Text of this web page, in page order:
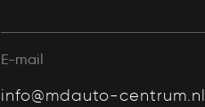
E-mail
info@mdauto-centrum.nl